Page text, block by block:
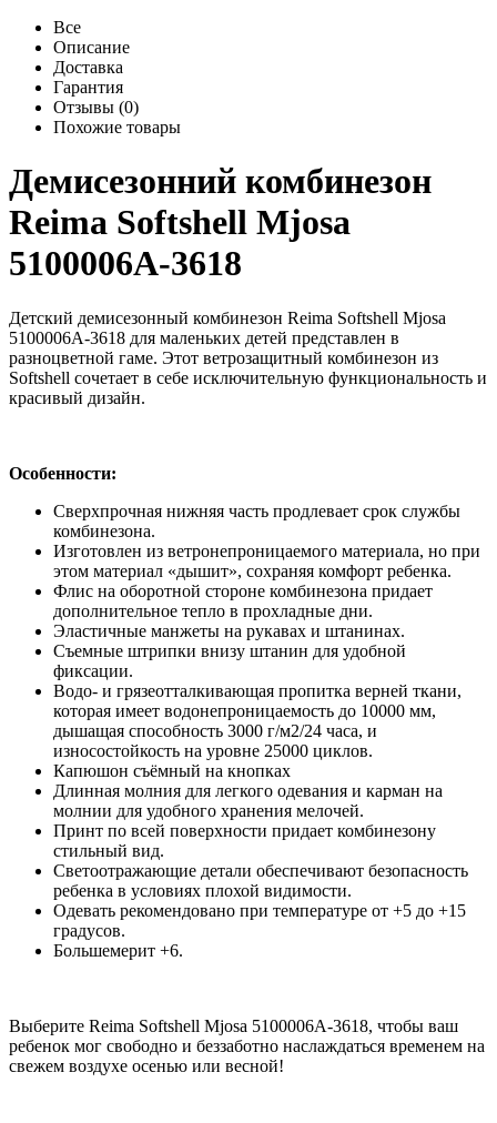
Все
Описание
Доставка
Гарантия
Отзывы (0)
Похожие товары
Демисезонний комбинезон
Reima Softshell Mjosa
5100006A-3618
Детский демисезонный комбинезон Reima Softshell Mjosa
5100006A-3618 для маленьких детей представлен в
разноцветной гаме. Этот ветрозащитный комбинезон из
Softshell сочетает в себе исключительную функциональность и
красивый дизайн.
Особенности:
Сверхпрочная нижняя часть продлевает срок службы
комбинезона.
Изготовлен из ветронепроницаемого материала, но при
этом материал «дышит», сохраняя комфорт ребенка.
Флис на оборотной стороне комбинезона придает
дополнительное тепло в прохладные дни.
Эластичные манжеты на рукавах и штанинах.
Съемные штрипки внизу штанин для удобной
фиксации.
Водо- и грязеотталкивающая пропитка верней ткани,
которая имеет водонепроницаемость до 10000 мм,
дышащая способность 3000 г/м2/24 часа, и
износостойкость на уровне 25000 циклов.
Капюшон съёмный на кнопках
Длинная молния для легкого одевания и карман на
молнии для удобного хранения мелочей.
Принт по всей поверхности придает комбинезону
стильный вид.
Светоотражающие детали обеспечивают безопасность
ребенка в условиях плохой видимости.
Одевать рекомендовано при температуре от +5 до +15
градусов.
Большемерит +6.
Выберите Reima Softshell Mjosa 5100006A-3618, чтобы ваш
ребенок мог свободно и беззаботно наслаждаться временем на
свежем воздухе осенью или весной!